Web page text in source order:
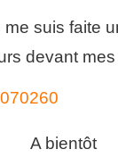
me suis faite
devant
A bientôt